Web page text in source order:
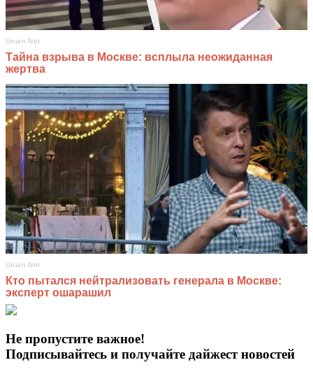
Не пропустите важное!
Подписывайтесь и получайте дайжест новостей